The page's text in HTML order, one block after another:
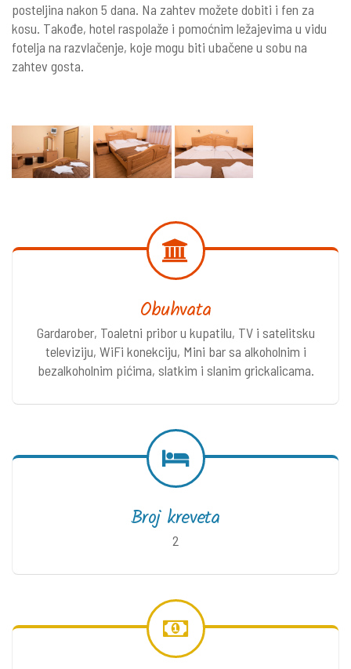
posteljina nakon 5 dana. Na zahtev možete dobiti i fen za
kosu. Takođe, hotel raspolaže i pomoćnim ležajevima u vidu
fotelja na razvlačenje, koje mogu biti ubačene u sobu na
zahtev gosta.
Obuhvata
Gardarober, Toaletni pribor u kupatilu, TV i satelitsku
televiziju, WiFi konekciju, Mini bar sa alkoholnim i
bezalkoholnim pićima, slatkim i slanim grickalicama.
Broj kreveta
2